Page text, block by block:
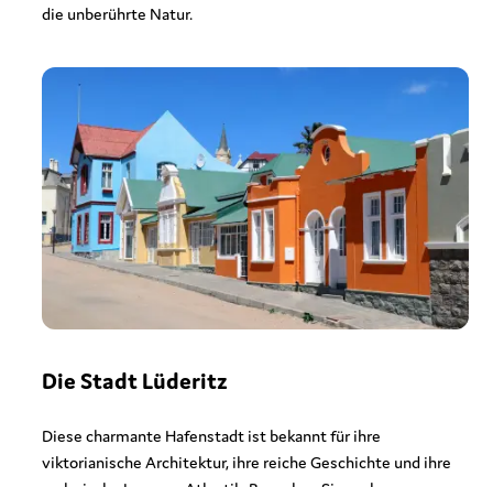
die unberührte Natur.
Die Stadt Lüderitz
Diese charmante Hafenstadt ist bekannt für ihre
viktorianische Architektur, ihre reiche Geschichte und ihre